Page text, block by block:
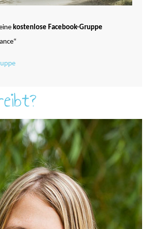
kostenlose Facebook-Gruppe